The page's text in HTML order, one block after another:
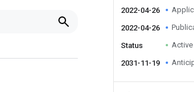
2022-04-26
2022-04-26
Status Active
2031-11-19